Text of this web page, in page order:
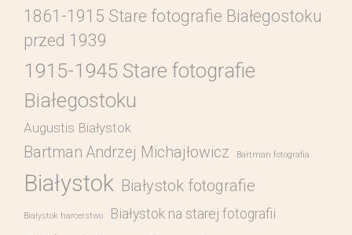
1861-1915 Stare fotografie Białegostoku
przed 1939
1915-1945 Stare fotografie
Białegostoku
Augustis Białystok
Bartman Andrzej Michajłowicz Bartman fotografia
Białystok Białystok fotografie
Białystok harcerstwo Białystok na starej fotografii